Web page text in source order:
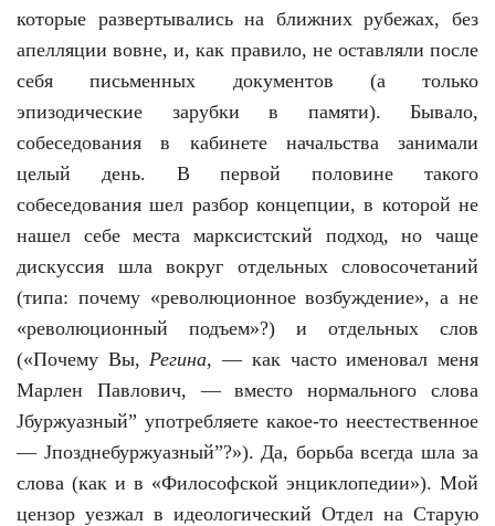
которые развертывались на ближних рубежах, без
апелляции вовне, и, как правило, не оставляли после
себя письменных документов (а только
эпизодические зарубки в памяти). Бывало,
собеседования в кабинете начальства занимали
целый день. В первой половине такого
собеседования шел разбор концепции, в которой не
нашел себе места марксистский подход, но чаще
дискуссия шла вокруг отдельных словосочетаний
(типа: почему «революционное возбуждение», а не
«революционный подъем»?) и отдельных слов
(«Почему Вы,Регина,— как часто именовал меня
Марлен Павлович, — вместо нормального слова
Јбуржуазный” употребляете какое-то неестественное
— Јпозднебуржуазный”?»). Да, борьба всегда шла за
слова (как и в «Философской энциклопедии»). Мой
цензор уезжал в идеологический Отдел на Старую